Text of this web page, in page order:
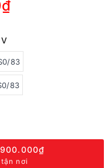
83
83
900.000₫
nơi